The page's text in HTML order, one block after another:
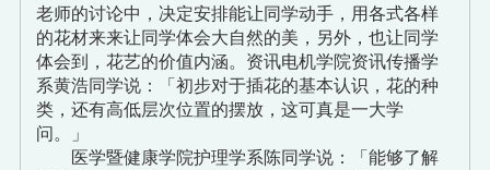
老师的讨论中，决定安排能让同学动手，用各式各样
的花材来来让同学体会大自然的美，另外，也让同学
体会到，花艺的价值内涵。资讯电机学院资讯传播学
系黄浩同学说：「初步对于插花的基本认识，花的种
类，还有高低层次位置的摆放，这可真是一大学
问。」
医学暨健康学院护理学系陈同学说：「能够了解